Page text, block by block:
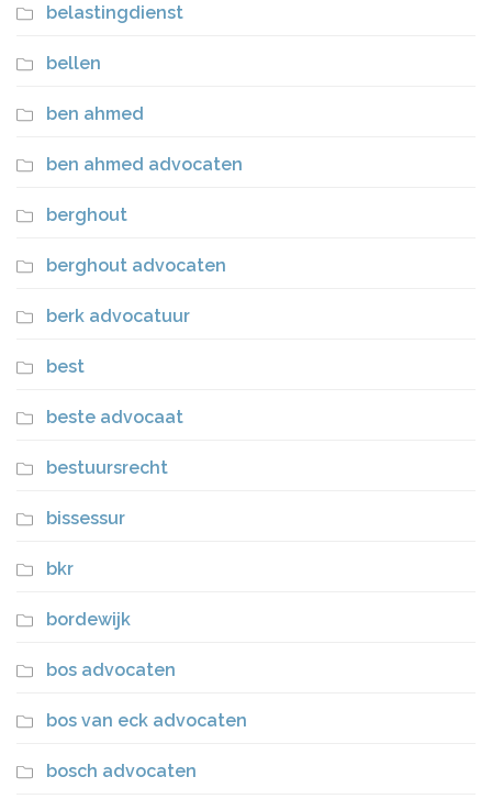
belastingdienst
bellen
ben ahmed
ben ahmed advocaten
berghout
berghout advocaten
berk advocatuur
best
beste advocaat
bestuursrecht
bissessur
bkr
bordewijk
bos advocaten
bos van eck advocaten
bosch advocaten